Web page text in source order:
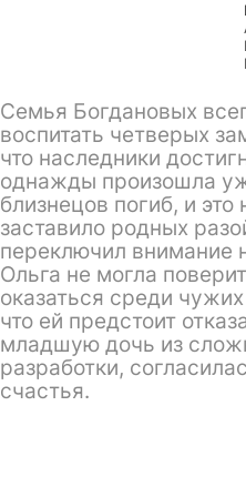
Семья Богдановых
воспитать четверых
что наследники
однажды произошла
близнецов погиб, и
заставило родных
переключил внимание
Ольга не могла
оказаться среди
что ей предстоит
младшую дочь из
разработки,
счастья.